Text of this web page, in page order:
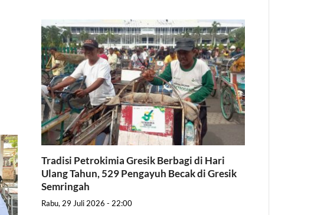
Tradisi Petrokimia Gresik Berbagi di Hari
Ulang Tahun, 529 Pengayuh Becak di Gresik
Semringah
Rabu, 29 Juli 2026 - 22:00